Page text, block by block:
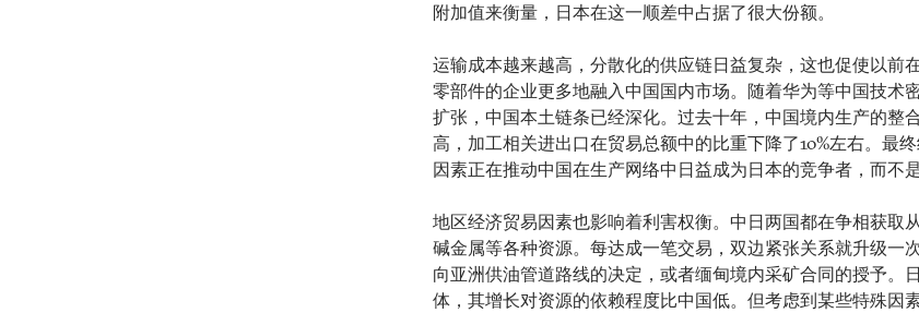
附加值来衡量，日本在这一顺差中占据了很大份额。
运输成本越来越高，分散化的供应链日益复杂，这也促使以前
零部件的企业更多地融入中国国内市场。随着华为等中国技术
扩张，中国本土链条已经深化。过去十年，中国境内生产的整
高，加工相关进出口在贸易总额中的比重下降了10%左右。最
因素正在推动中国在生产网络中日益成为日本的竞争者，而不
地区经济贸易因素也影响着利害权衡。中日两国都在争相获取
碱金属等各种资源。每达成一笔交易，双边紧张关系就升级一
向亚洲供油管道路线的决定，或者缅甸境内采矿合同的授予。
体，其增长对资源的依赖程度比中国低。但考虑到某些特殊因